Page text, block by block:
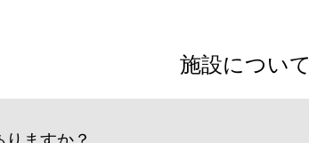
施設について